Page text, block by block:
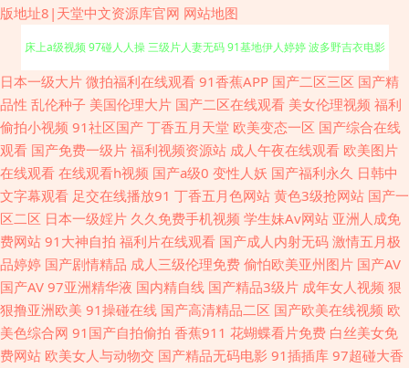
版地址8|天堂中文资源库官网 网站地图
精品视频99 白丝喷水在线 亚洲微拍福利 91微拍福利视频 超碰社区影院 韩国
床上a级视频 97碰人人操 三级片人妻无码 91基地伊人婷婷 波多野吉衣电影
国产浮力影院 欧美人妖出精汇编 午夜男人诱惑av av操超碰 久草精品伦理 欧
洲色网91 午夜剧场久久黄 97亚洲综合 国产精品久久 九一黄色仓库 老司机导
航AV 亚洲无码六月天 变态另类在线观看 加勒比福利剧场 日本成人A片网站
av方导航福利 国产av豆花 蜜桃麻豆久久 伊人影院大香蕉 超碰人人香蕉 精品
人妻久久 日韩久久 午夜福利导航网站 AV免费精东 豆花AV永久地址 欧美亚
日本一级大片 微拍福利在线观看 91香蕉APP 国产二区三区 国产精
品性 乱伦种子 美国伦理大片 国产二区在线观看 美女伦理视频 福利
偷拍小视频 91社区国产 丁香五月天堂 欧美变态一区 国产综合在线
观看 国产免费一级片 福利视频资源站 成人午夜在线观看 欧美图片
在线观看 在线观看h视频 国产a级0 变性人妖 国产福利永久 日韩中
文字幕观看 足交在线播放91 丁香五月色网站 黄色3级抢网站 国产一
区二区 日本一级婬片 久久免费手机视频 学生妹Av网站 亚洲人成免
费网站 91大神自拍 福利片在线观看 国产成人内射无码 激情五月极
品婷婷 国产剧情精品 成人三级伦理免费 偷怕欧美亚州图片 国产AV
国产AV 97亚洲精华液 国内精自线 国产精品3级片 成年女人视频 狠
狠撸亚洲欧美 91操碰在线 国产高清精品二区 国产欧美在线视频 欧
美色综合网 91国产自拍偷拍 香蕉911 花蝴蝶看片免费 白丝美女免
费网站 欧美女人与动物交 国产精品无码电影 91插插库 97超碰大香